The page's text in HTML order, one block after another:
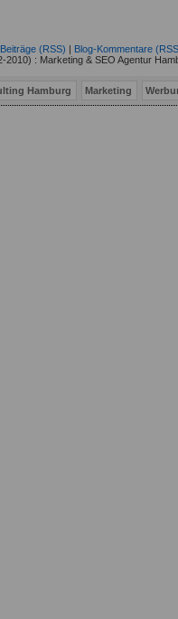
(RSS)
Blog-Kommentare
: Marketing & SEO Agentur
Hamburg Marketing